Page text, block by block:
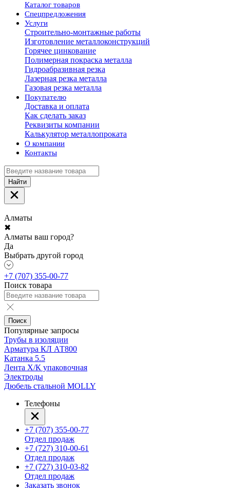
Каталог товаров
Спецпредложения
Услуги
Строительно-монтажные работы
Изготовление металлоконструкций
Горячее цинкование
Полимерная покраска металла
Гидроабразивная резка
Лазерная резка металла
Газовая резка металла
Покупателю
Доставка и оплата
Как сделать заказ
Реквизиты компании
Калькулятор металлопроката
О компании
Контакты
Найти
Алматы
✖
Алматы ваш город?
Да
Выбрать другой город
+7 (707) 355-00-77
Поиск товара
Поиск
Популярные запросы
Трубы в изоляции
Арматура КЛ АТ800
Катанка 5.5
Лента Х/К упаковочная
Электроды
Дюбель стальной MOLLY
Телефоны
+7 (707) 355-00-77
Отдел продаж
+7 (727) 310-00-61
Отдел продаж
+7 (727) 310-03-82
Отдел продаж
Заказать звонок